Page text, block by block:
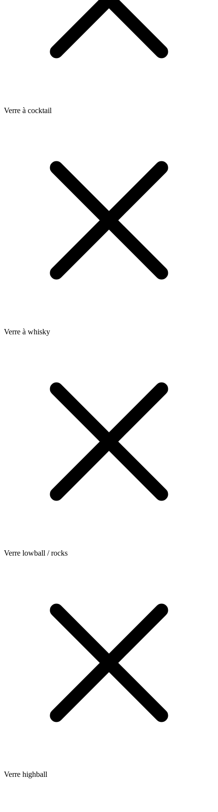
Verre à cocktail
Verre à whisky
Verre lowball / rocks
Verre highball